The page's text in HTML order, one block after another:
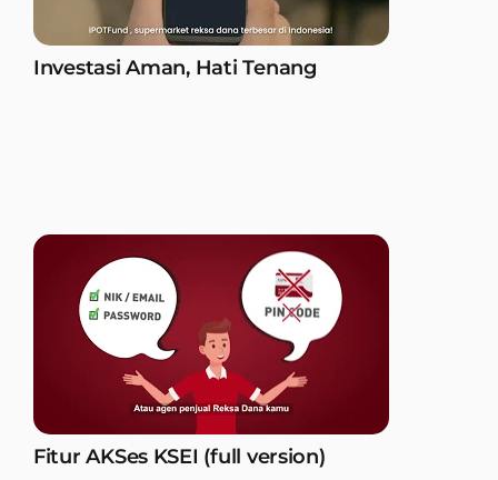
Investasi Aman, Hati Tenang
Fitur AKSes KSEI (full version)